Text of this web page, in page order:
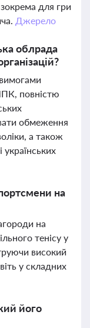
для гри
Джерело
облрада
повністю
обмеження
а також
українських
на
на
тенісу у
високий
у складних
його